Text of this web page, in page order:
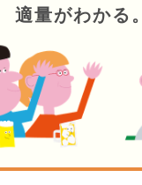
適量がわかる。